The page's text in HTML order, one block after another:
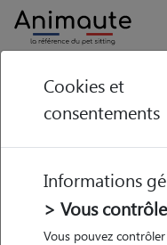
Animaute Normandie
Cookies et
consentements
Informations
> Vous
Vous pouvez